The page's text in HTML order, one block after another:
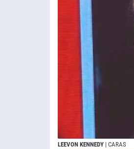
LEEVON KENNEDY | CARAS